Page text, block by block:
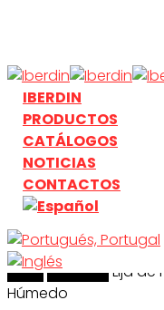
main
content
search
Menu
IBERDIN
PRODUCTOS
CATÁLOGOS
NOTICIAS
CONTACTOS
search
InicioPolishingLija de
Húmedo